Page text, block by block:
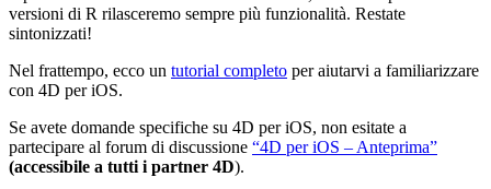
versioni di R rilasceremo sempre più funzionalità. Restate
sintonizzati!
Nel frattempo, ecco un tutorial completo per aiutarvi a familiarizzare
con 4D per iOS.
Se avete domande specifiche su 4D per iOS, non esitate a
partecipare al forum di discussione “4D per iOS – Anteprima”
(accessibile a tutti i partner 4D).